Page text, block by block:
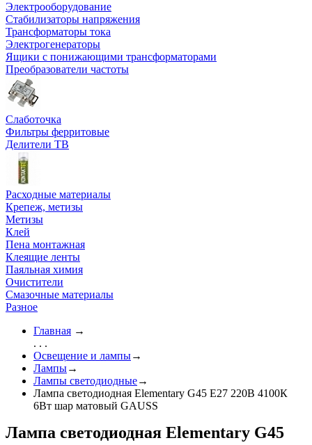
Электрооборудование
Стабилизаторы напряжения
Трансформаторы тока
Электрогенераторы
Ящики с понижающими трансформаторами
Преобразователи частоты
Слаботочка
Фильтры ферритовые
Делители ТВ
Расходные материалы
Крепеж, метизы
Метизы
Клей
Пена монтажная
Клеящие ленты
Паяльная химия
Очистители
Смазочные материалы
Разное
Главная →
. . .
Освещение и лампы→
Лампы→
Лампы светодиодные→
Лампа светодиодная Elementary G45 E27 220В 4100К
6Вт шар матовый GAUSS
Лампа светодиодная Elementary G45